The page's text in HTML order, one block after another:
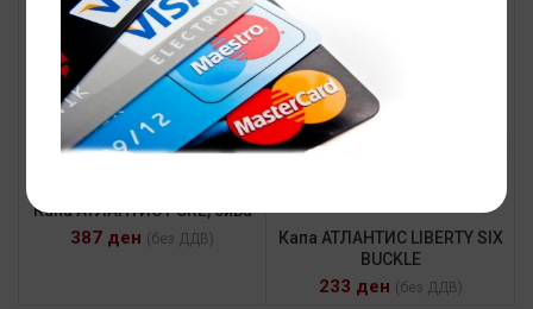
Капа АТЛАНТИС PURE, сива
387 ден (без ДДВ)
Капа АТЛАНТИС LIBERTY SIX
BUCKLE
233 ден (без ДДВ)